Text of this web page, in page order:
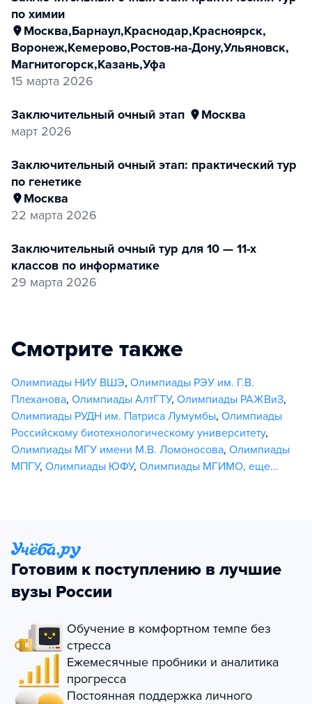
по химии
Москва,Барнаул,Краснодар,Красноярск,
Воронеж,Кемерово,Ростов-на-Дону,Ульяновск,
Магнитогорск,Казань,Уфа
15 марта 2026
заключительный очный этап
Москва
март 2026
заключительный очный этап: практический тур
по генетике
Москва
22 марта 2026
заключительный очный тур для 10 — 11-х
классов по информатике
29 марта 2026
Смотрите также
Олимпиады НИУ ВШЭ, Олимпиады РЭУ им. Г.В.
Плеханова, Олимпиады АлтГТУ, Олимпиады РАЖВиЗ,
Олимпиады РУДН им. Патриса Лумумбы, Олимпиады
Российскому биотехнологическому университету,
Олимпиады МГУ имени М.В. Ломоносова, Олимпиады
МПГУ, Олимпиады ЮФУ, Олимпиады МГИМО, еще...
Готовим к поступлению в лучшие
вузы России
Обучение в комфортном темпе без
стресса
Ежемесячные пробники и аналитика
прогресса
Постоянная поддержка личного